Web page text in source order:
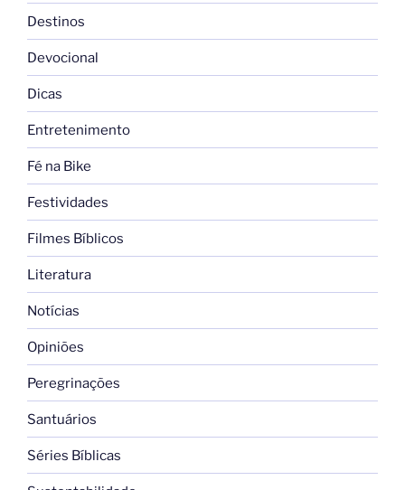
Destinos
Devocional
Dicas
Entretenimento
Fé na Bike
Festividades
Filmes Bíblicos
Literatura
Notícias
Opiniões
Peregrinações
Santuários
Séries Bíblicas